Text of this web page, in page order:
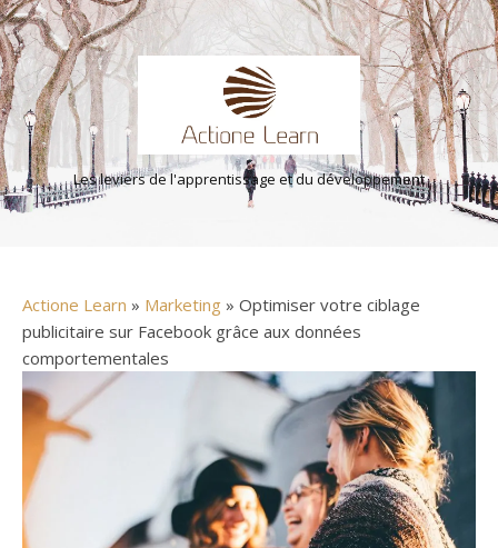
Les leviers de l'apprentissage et du développement
Actione Learn » Marketing » Optimiser votre ciblage
publicitaire sur Facebook grâce aux données
comportementales